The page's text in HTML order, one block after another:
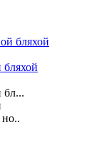
бляхой
бл...
но..